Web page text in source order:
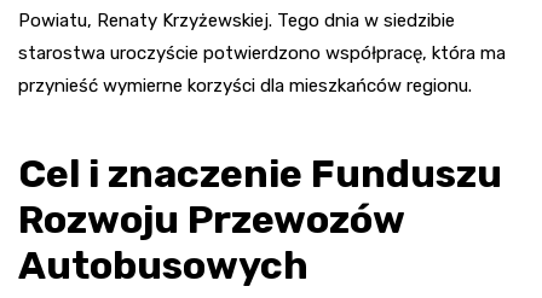
Powiatu, Renaty Krzyżewskiej. Tego dnia w siedzibie
starostwa uroczyście potwierdzono współpracę, która ma
przynieść wymierne korzyści dla mieszkańców regionu.
Cel i znaczenie Funduszu
Rozwoju Przewozów
Autobusowych